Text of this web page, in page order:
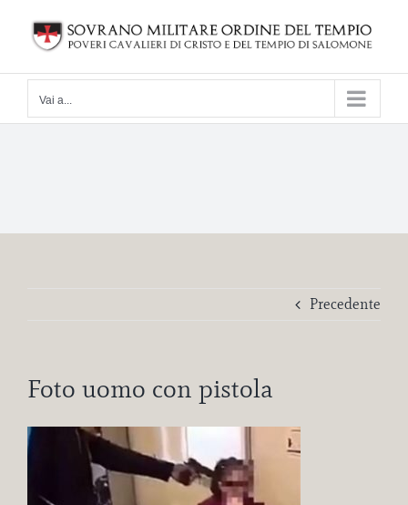
contenuto
Vai a...
Precedente
Foto uomo con pistola